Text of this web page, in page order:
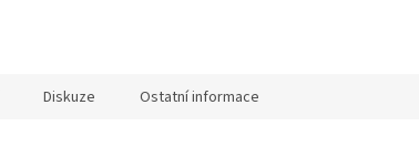
Diskuze Ostatní informace